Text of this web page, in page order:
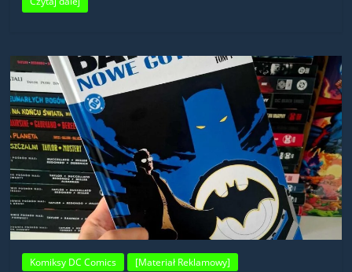
Komiksy DC Comics [Materiał Reklamowy]